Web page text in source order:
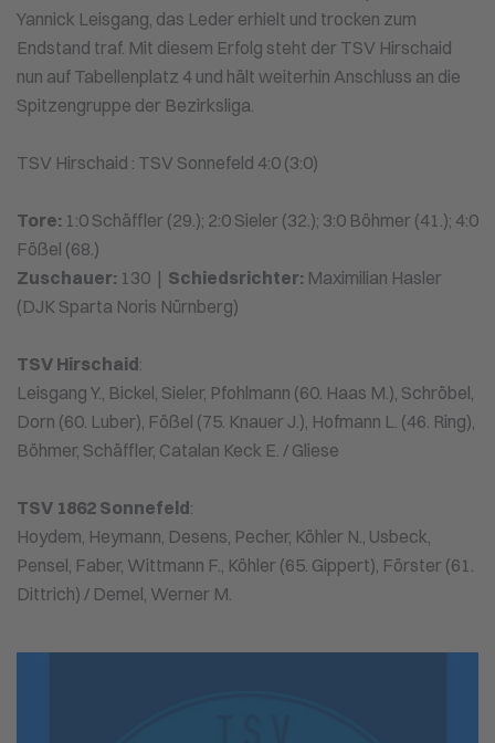
Yannick Leisgang, das Leder erhielt und trocken zum
Endstand traf. Mit diesem Erfolg steht der TSV Hirschaid
nun auf Tabellenplatz 4 und hält weiterhin Anschluss an die
Spitzengruppe der Bezirksliga.
TSV Hirschaid : TSV Sonnefeld 4:0 (3:0)
Tore: 1:0 Schäffler (29.); 2:0 Sieler (32.); 3:0 Böhmer (41.); 4:0
Fößel (68.)
Zuschauer: 130 | Schiedsrichter: Maximilian Hasler
(DJK Sparta Noris Nürnberg)
TSV Hirschaid:
Leisgang Y., Bickel, Sieler, Pfohlmann (60. Haas M.), Schröbel,
Dorn (60. Luber), Fößel (75. Knauer J.), Hofmann L. (46. Ring),
Böhmer, Schäffler, Catalan Keck E. / Gliese
TSV 1862 Sonnefeld:
Hoydem, Heymann, Desens, Pecher, Köhler N., Usbeck,
Pensel, Faber, Wittmann F., Köhler (65. Gippert), Förster (61.
Dittrich) / Demel, Werner M.